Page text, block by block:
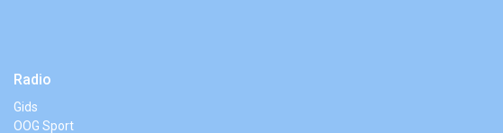
Radio
Gids
OOG Sport